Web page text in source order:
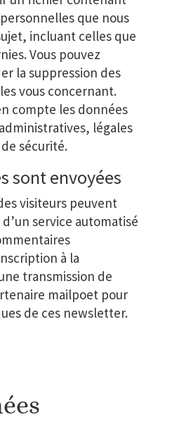
que nous
incluant celles que
Vous pouvez
la suppression des
vous concernant.
compte les données
légales
sécurité.
sont envoyées
visiteurs peuvent
service automatisé
à la
transmission de
mailpoet pour
de ces newsletter.